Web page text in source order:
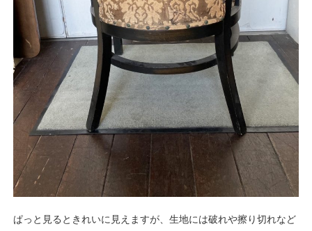
ぱっと見るときれいに見えますが、生地には破れや擦り切れなど